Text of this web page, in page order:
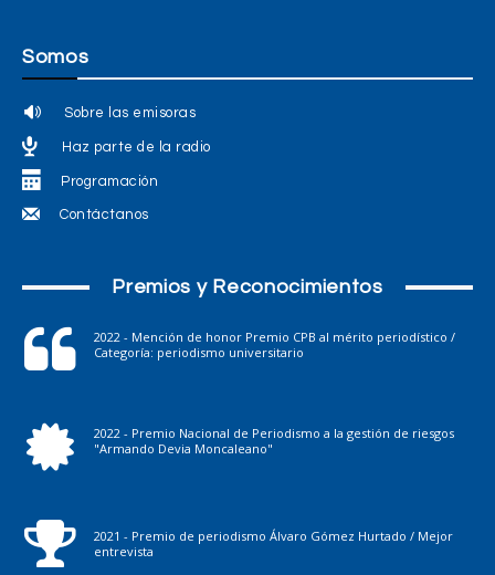
Somos
Sobre las emisoras
Haz parte de la radio
Programación
Contáctanos
Premios y Reconocimientos
2022 - Mención de honor Premio CPB al mérito periodístico /
Categoría: periodismo universitario
2022 - Premio Nacional de Periodismo a la gestión de riesgos
"Armando Devia Moncaleano"
2021 - Premio de periodismo Álvaro Gómez Hurtado / Mejor
entrevista